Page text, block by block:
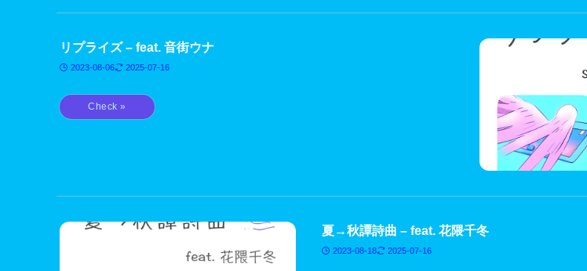
リプライズ – feat. 音街ウナ
2023-08-06 2025-07-16
夏→秋譚詩曲 – feat. 花隈千冬
2023-08-18 2025-07-16